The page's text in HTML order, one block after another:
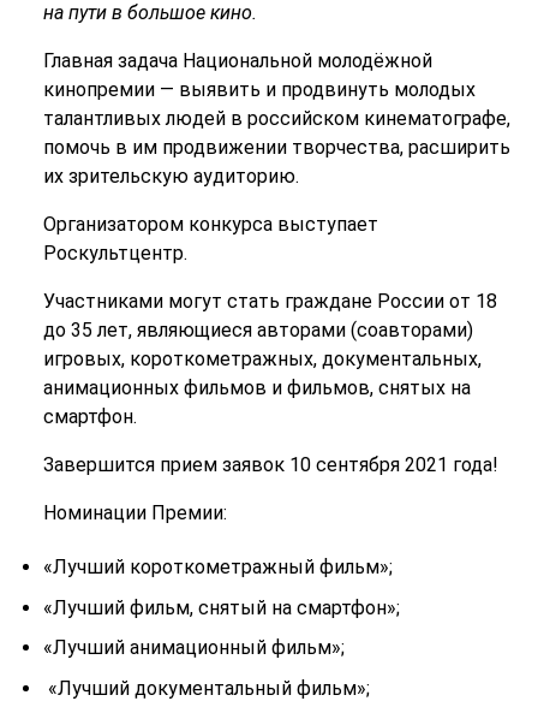
на пути в большое кино.
Главная задача Национальной молодёжной
кинопремии — выявить и продвинуть молодых
талантливых людей в российском кинематографе,
помочь в им продвижении творчества, расширить
их зрительскую аудиторию.
Организатором конкурса выступает
Роскультцентр.
Участниками могут стать граждане России от 18
до 35 лет, являющиеся авторами (соавторами)
игровых, короткометражных, документальных,
анимационных фильмов и фильмов, снятых на
смартфон.
Завершится прием заявок 10 сентября 2021 года!
Номинации Премии:
«Лучший короткометражный фильм»;
«Лучший фильм, снятый на смартфон»;
«Лучший анимационный фильм»;
«Лучший документальный фильм»;